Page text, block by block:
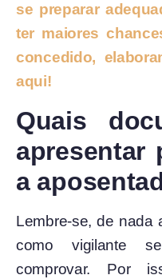
se preparar
ter maiores
concedido,
aqui!
Quais
apresentar
a
Lembre-se, de nada
como vigilante
comprovar. Por